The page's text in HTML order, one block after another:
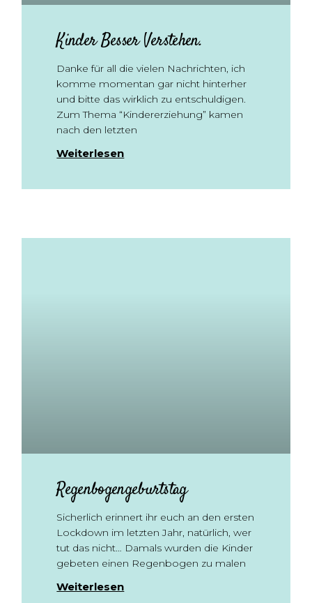
Kinder Besser Verstehen.
Danke für all die vielen Nachrichten, ich
komme momentan gar nicht hinterher
und bitte das wirklich zu entschuldigen.
Zum Thema “Kindererziehung” kamen
nach den letzten
Weiterlesen
Regenbogengeburtstag
Sicherlich erinnert ihr euch an den ersten
Lockdown im letzten Jahr, natürlich, wer
tut das nicht… Damals wurden die Kinder
gebeten einen Regenbogen zu malen
Weiterlesen